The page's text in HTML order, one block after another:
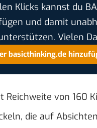
Klicks kannst du
und damit
Vielen
basicthinking.de
Reichweite von 160
die auf